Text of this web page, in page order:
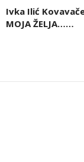
Ivka Ilić
MOJA ŽELJA……